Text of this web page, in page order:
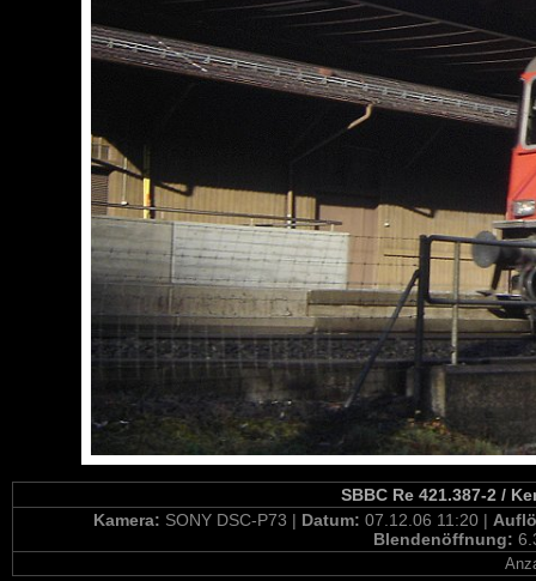
SBBC Re 421.387-2 /
Kamera: SONY DSC-P73 | Datum: 07.12.06 11:20 |
Blendenöffnung: